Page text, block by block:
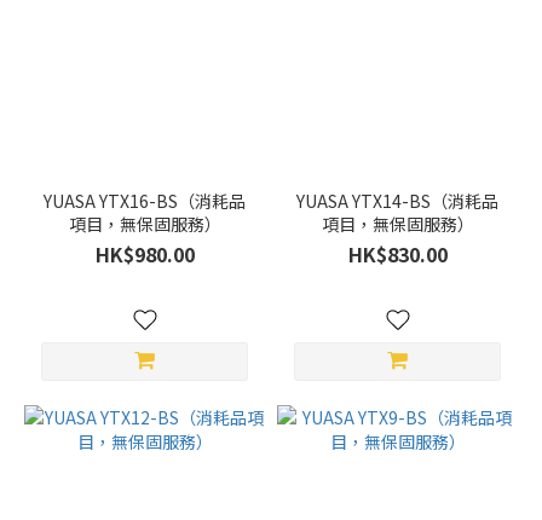
YUASA YTX16-BS（消耗品
項目，無保固服務）
HK$980.00
YUASA YTX14-BS（消耗品
項目，無保固服務）
HK$830.00